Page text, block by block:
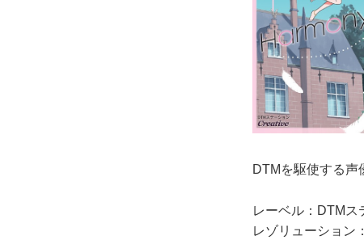
DTMを駆使する
レーベル：DTMス
レゾリューション